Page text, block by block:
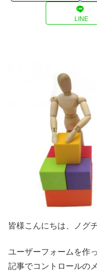
LINE
皆様こんにちは、ノグ
ユーザーフォームを作
記事でコントロールの